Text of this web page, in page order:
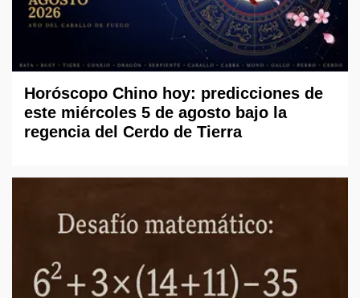
Horóscopo Chino hoy: predicciones de
este miércoles 5 de agosto bajo la
regencia del Cerdo de Tierra